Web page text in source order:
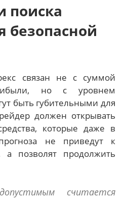
поиска
безопасной
связан не с суммой
но с уровнем
быть губительными для
должен открывать
которые даже в
не приведут к
а позволят продолжить
считается